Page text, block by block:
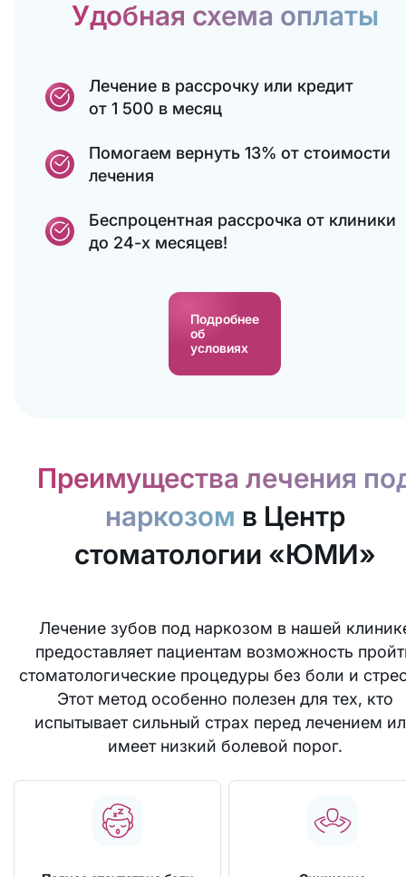
Удобная схема оплаты
Лечение в рассрочку или кредит
от 1 500 в месяц
Помогаем вернуть 13% от стоимости
лечения
Беспроцентная рассрочка от клиники
до 24-х месяцев!
Подробнее
об
условиях
Преимущества лечения
наркозом в Центр
стоматологии «ЮМИ»
Лечение зубов под наркозом в нашей
предоставляет пациентам возможность
стоматологические процедуры без боли и
Этот метод особенно полезен для тех, кто
испытывает сильный страх перед лечением
имеет низкий болевой порог.